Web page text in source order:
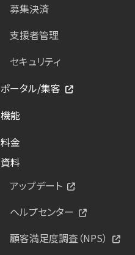
募集決済
支援者管理
セキュリティ
ポータル/集客
機能
料金
資料
アップデート
ヘルプセンター
顧客満足度調査（NPS）